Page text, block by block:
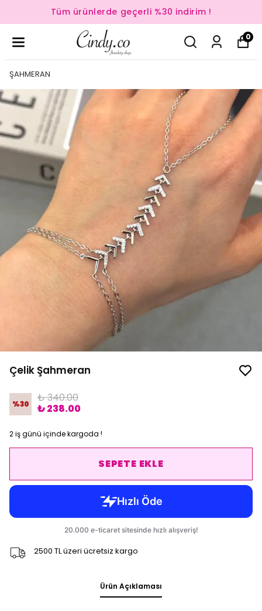
Tüm ürünlerde geçerli %30 indirim !
0
ŞAHMERAN
Çelik Şahmeran
%30
₺ 340.00
₺ 238.00
2 iş günü içinde kargoda !
SEPETE EKLE
2500 TL üzeri ücretsiz kargo
Ürün Açıklaması